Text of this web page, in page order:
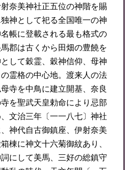
射奈美神社正五位の神階を賜
神として祀る全国唯一の神
帳に登載される最も格式の
郡は古くから田畑の豊饒を
して穀霊、穀神信仰、母神
霊格の中心地。渡来人の法
寺を中鳥に建立開基、奈良
を聖武天皇勅命により忌部
文治三年〔一一八七〕神社
神代自古御鎮座、伊射奈美
棟に神文十六菊御紋あり、
にして美馬、三好の総鎮守